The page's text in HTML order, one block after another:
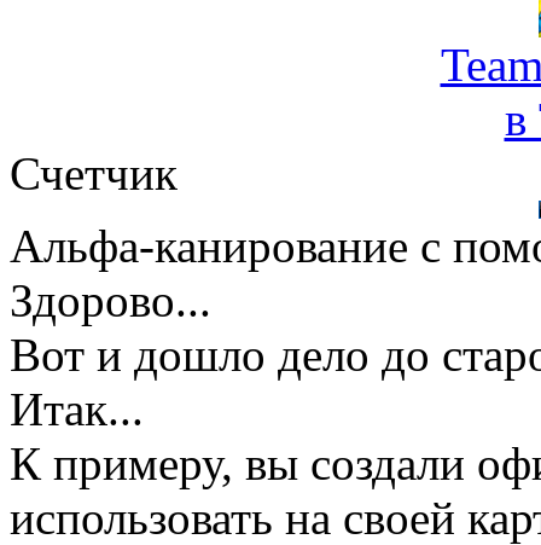
в
Счетчик
Альфа-канирование с
Здорово...
Вот и дошло дело до
Итак...
К примеру, вы создали
использовать на своей